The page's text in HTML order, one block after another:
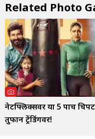
Related Photo
नेटफ्लिक्सवर या 5 पाच
तुफान ट्रेंडिंगवर!